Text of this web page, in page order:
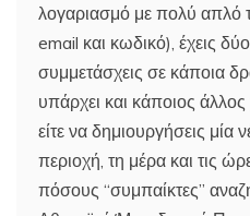
λογαριασμό με πολύ απλό
email και κωδικό), έχεις
συμμετάσχεις σε κάποια
υπάρχει και κάποιος
είτε να δημιουργήσεις μία
περιοχή, τη μέρα και τις
πόσους “συμπαίκτες”